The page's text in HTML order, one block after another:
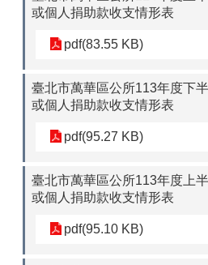
或個人捐助款收支情形表
pdf(83.55 KB)
臺北市萬華區公所113年度下
或個人捐助款收支情形表
pdf(95.27 KB)
臺北市萬華區公所113年度上
或個人捐助款收支情形表
pdf(95.10 KB)